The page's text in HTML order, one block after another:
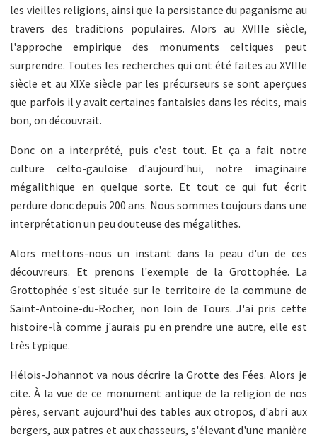
les vieilles religions, ainsi que la persistance du paganisme au
travers des traditions populaires. Alors au XVIIIe siècle,
l'approche empirique des monuments celtiques peut
surprendre. Toutes les recherches qui ont été faites au XVIIIe
siècle et au XIXe siècle par les précurseurs se sont aperçues
que parfois il y avait certaines fantaisies dans les récits, mais
bon, on découvrait.
Donc on a interprété, puis c'est tout. Et ça a fait notre
culture celto-gauloise d'aujourd'hui, notre imaginaire
mégalithique en quelque sorte. Et tout ce qui fut écrit
perdure donc depuis 200 ans. Nous sommes toujours dans une
interprétation un peu douteuse des mégalithes.
Alors mettons-nous un instant dans la peau d'un de ces
découvreurs. Et prenons l'exemple de la Grottophée. La
Grottophée s'est située sur le territoire de la commune de
Saint-Antoine-du-Rocher, non loin de Tours. J'ai pris cette
histoire-là comme j'aurais pu en prendre une autre, elle est
très typique.
Hélois-Johannot va nous décrire la Grotte des Fées. Alors je
cite. À la vue de ce monument antique de la religion de nos
pères, servant aujourd'hui des tables aux otropos, d'abri aux
bergers, aux patres et aux chasseurs, s'élevant d'une manière